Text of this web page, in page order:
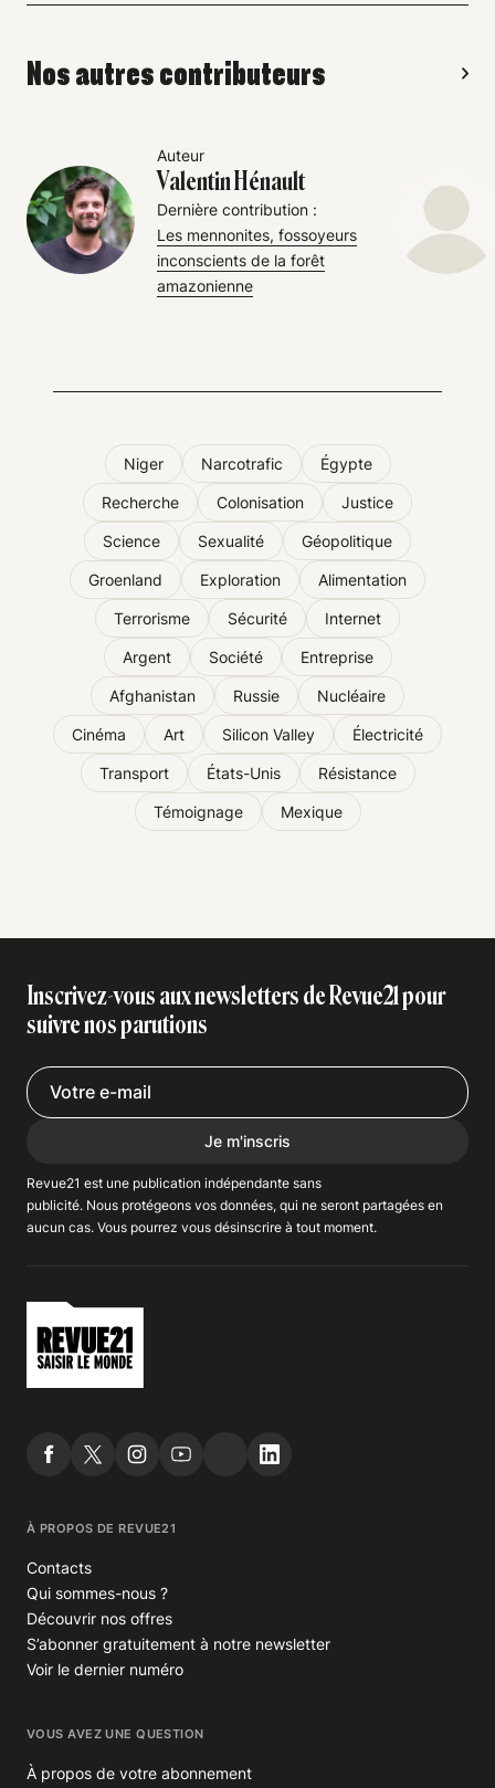
Nos autres contributeurs
Auteur
Valentin Hénault
Dernière contribution :
Les mennonites, fossoyeurs
inconscients de la forêt
amazonienne
Niger Narcotrafic Égypte
Recherche Colonisation Justice
Science Sexualité Géopolitique
Groenland Exploration Alimentation
Terrorisme Sécurité Internet
Argent Société Entreprise
Afghanistan Russie Nucléaire
Cinéma Art Silicon Valley Électricité
Transport États-Unis Résistance
Témoignage Mexique
Inscrivez-vous aux newsletters de Revue21 pour
suivre nos parutions
Je m'inscris
Revue21 est une publication indépendante sans
publicité. Nous protégeons vos données, qui ne seront partagées en
aucun cas. Vous pourrez vous désinscrire à tout moment.
À PROPOS DE REVUE21
Contacts
Qui sommes-nous ?
Découvrir nos offres
S’abonner gratuitement à notre newsletter
Voir le dernier numéro
VOUS AVEZ UNE QUESTION
À propos de votre abonnement